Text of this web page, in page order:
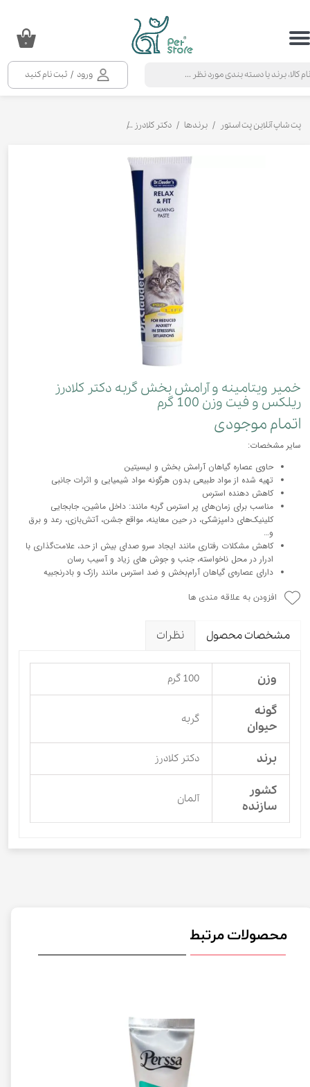
ورود / ثبت نام کنید
حساب کاربری من
خروج از حساب کاربری
۰
پت شاپ آنلاین پت استور برندها دکتر کلادرز
خمیر ویتامینه و آرامش بخش گربه دکتر کلادرز
ریلکس و فیت وزن 100 گرم
اتمام موجودی
سایر مشخصات:
حاوی عصاره گیاهان آرامش بخش و لیسیتین
تهیه شده از مواد طبیعی بدون هرگونه مواد شیمیایی و اثرات جانبی
کاهش دهنده استرس
مناسب برای زمان‌های پر استرس گربه مانند: داخل ماشین، جابجایی
کلینیک‌های دامپزشکی، در حین معاینه، مواقع جشن، آتش‌بازی، رعد و برق
و…
کاهش مشکلات رفتاری مانند ایجاد سرو صدای بیش از حد، علامت‌گذاری با
ادرار در محل ناخواسته، جنب و جوش های زیاد و آسیب رسان
دارای عصاره‌ی گیاهان آرام‌بخش و ضد استرس مانند رازک و بادرنجبیه
افزودن به علاقه مندی ها
مشخصات محصول نظرات
وزن 100 گرم
گونه
حیوان
گربه
برند دکتر کلادرز
کشور
سازنده
آلمان
محصولات مرتبط